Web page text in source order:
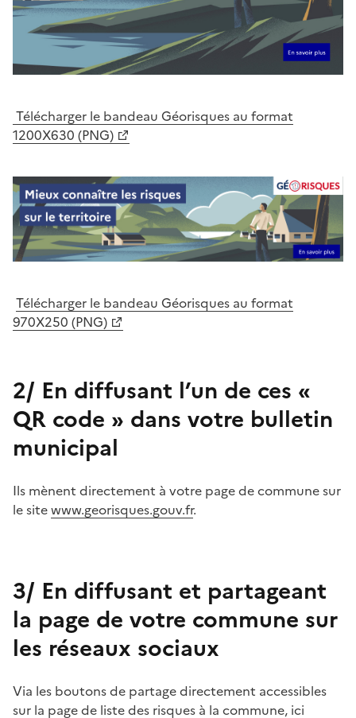
Télécharger le bandeau Géorisques au format
1200X630 (PNG)
Télécharger le bandeau Géorisques au format
970X250 (PNG)
2/ En diffusant l’un de ces «
QR code » dans votre bulletin
municipal
Ils mènent directement à votre page de commune sur
le sitewww.georisques.gouv.fr.
3/ En diffusant et partageant
la page de votre commune sur
les réseaux sociaux
Via les boutons de partage directement accessibles
sur la page de liste des risques à la commune, ici